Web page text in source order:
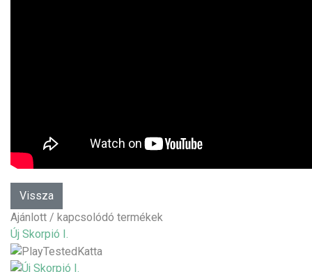
Ajánlott / kapcsolódó termékek
Új Skorpió I.